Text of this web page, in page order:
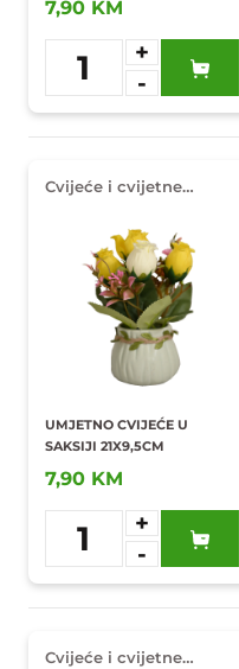
7,90 KM
1
+
-
Dodaj u
omiljene
Cvijeće i cvijetne
UMJETNO CVIJEĆE U
SAKSIJI 21X9,5CM
7,90 KM
1
+
-
Dodaj u
omiljene
Cvijeće i cvijetne